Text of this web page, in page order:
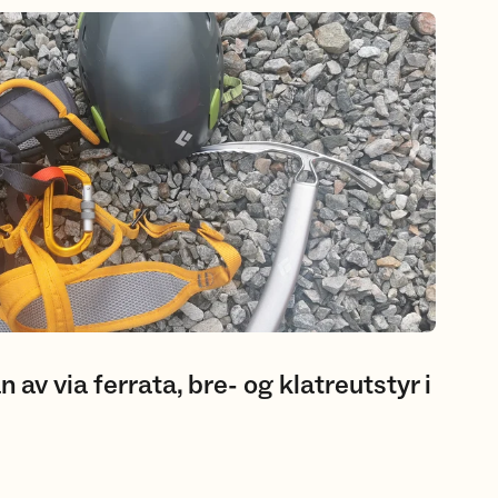
bre- og klatreutstyr i Sunnfjord
av via ferrata, bre- og klatreutstyr i